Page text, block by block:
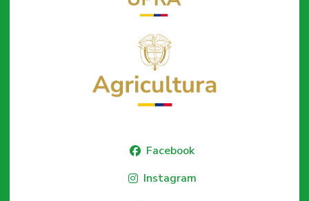
Facebook
Instagram